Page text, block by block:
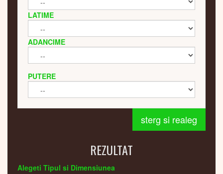
LATIME
ADANCIME
PUTERE
sterg si realeg
REZULTAT
Alegeti Tipul si Dimensiunea